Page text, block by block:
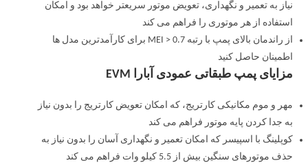
نیاز به تعمیر و نگهداری، تعویض موتور سریعتر خواهد بود و امکان
استفاده از هر موتوری را فراهم می کند
از راندمان بالای پمپ با رتبه MEI > 0.7 برای کارآمدترین مدل ها
اطمینان حاصل کنید
مزایای پمپ طبقاتی عمودی آبارا EVM
مهر و موم مکانیکی کارتریج، که امکان تعویض کارتریج را بدون نیاز
به جدا کردن پایه موتور فراهم می کند
کوپلینگ با اسپیسر که امکان تعمیر و نگهداری آسان را بدون نیاز به
حذف موتورهای سنگین بیش از 5.5 کیلو وات فراهم می کند